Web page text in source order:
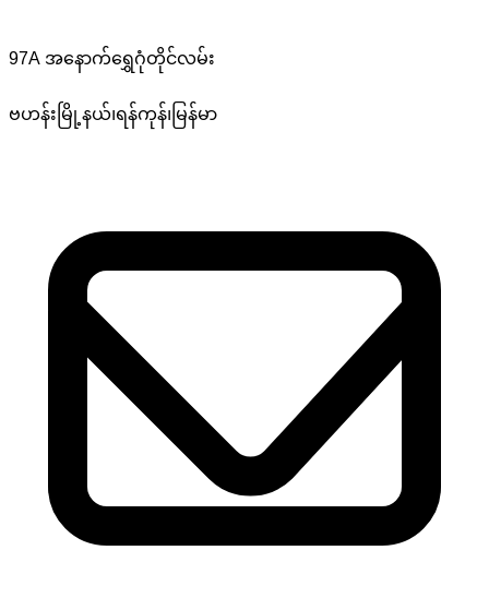
97A အနောက်ရွှေဂုံတိုင်လမ်း
ဗဟန်းမြို့နယ်၊ရန်ကုန်၊မြန်မာ